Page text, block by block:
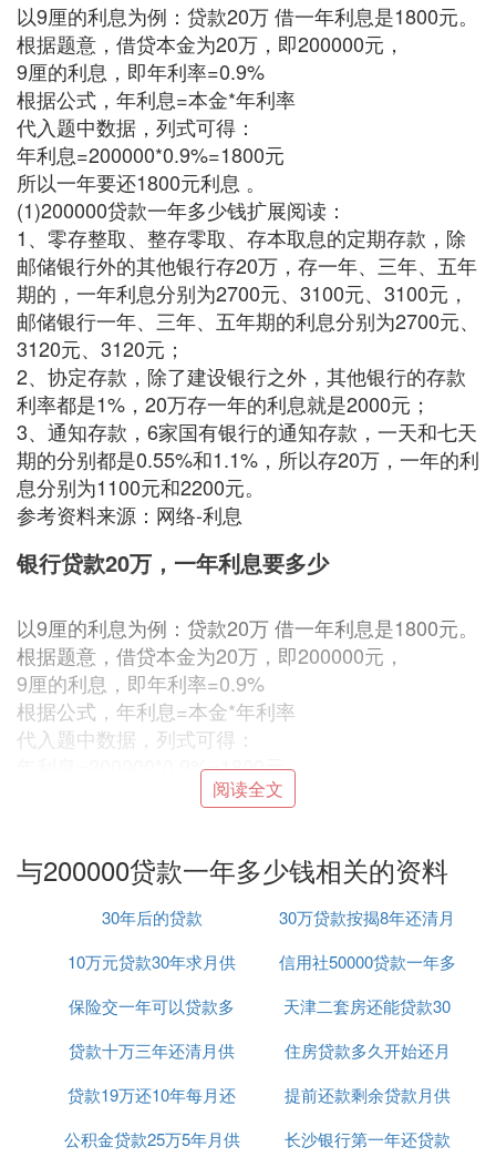
以9厘的利息为例：贷款20万 借一年利息是1800元。
根据题意，借贷本金为20万，即200000元，
9厘的利息，即年利率=0.9%
根据公式，年利息=本金*年利率
代入题中数据，列式可得：
年利息=200000*0.9%=1800元
所以一年要还1800元利息 。
(1)200000贷款一年多少钱扩展阅读：
1、零存整取、整存零取、存本取息的定期存款，除
邮储银行外的其他银行存20万，存一年、三年、五年
期的，一年利息分别为2700元、3100元、3100元，
邮储银行一年、三年、五年期的利息分别为2700元、
3120元、3120元；
2、协定存款，除了建设银行之外，其他银行的存款
利率都是1%，20万存一年的利息就是2000元；
3、通知存款，6家国有银行的通知存款，一天和七天
期的分别都是0.55%和1.1%，所以存20万，一年的利
息分别为1100元和2200元。
参考资料来源：网络-利息
银行贷款20万，一年利息要多少
以9厘的利息为例：贷款20万 借一年利息是1800元。
根据题意，借贷本金为20万，即200000元，
9厘的利息，即年利率=0.9%
根据公式，年利息=本金*年利率
代入题中数据，列式可得：
年利息=200000*0.9%=1800元
所以一年要还1800元利息 。
邮储银行外的其他银行存20万，存一年、三年、五年
期的，一年利息分别为2700元、3100元、3100元，
邮储银行一年、三年、五年期的利息分别为2700元、
3120元、3120元；
利率都是1%，20万存一年的利息就是2000元；
3、通知存款，6家国有银行的通知存款，一天和七天
期的分别都是0.55%和1.1%，所以存20万，一年的利
息分别为1100元和2200元。
参考资料来源：网络-利息
阅读全文
与200000贷款一年多少钱相关的资料
30年后的贷款
30万贷款按揭8年还清月
供多少
10万元贷款30年求月供
信用社50000贷款一年多
少利息是多少
保险交一年可以贷款多
少钱
天津二套房还能贷款30
年么
贷款十万三年还清月供
多少钱
住房贷款多久开始还月
供
贷款19万还10年每月还
款怎么算
提前还款剩余贷款月供
计算器
公积金贷款25万5年月供
长沙银行第一年还贷款